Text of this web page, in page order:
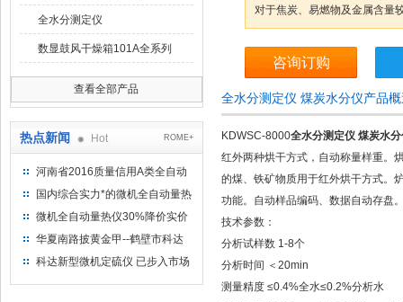
全水分测定仪
数显鼓风干燥箱101A全系列
查看全部产品
热点新闻 Hot ROME+
河南省2016质量信用A类全自动
量热仪
国内综合实力*的微机全自动量热
仪制造企业
微机全自动量热仪30%降价实价
出售
华夏南路披黄金甲--鹤壁市科达
仪器仪表有限公司
科达新型微机定硫仪 已步入市场
对于焦炭、易燃物及金属含量
咨询订购
全水分测定仪 煤炭水分仪产品
KDWSC-8000全水分测定仪 煤炭水
红外两种烘干方式，自动称量样重。
的煤、铁矿物质用于红外烘干方式。
功能。自动样品编码、数据自动存盘
技术参数：
分析试样数 1-8个
分析时间 ＜20min
测量精度 ≤0.4%全水≤0.2%分析水